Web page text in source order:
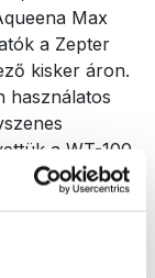
Max
a Zepter
kisker áron.
használatos
a WT-100
fordított
membránház